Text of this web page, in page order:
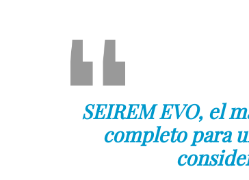
SEIREM EVO, el
completo para